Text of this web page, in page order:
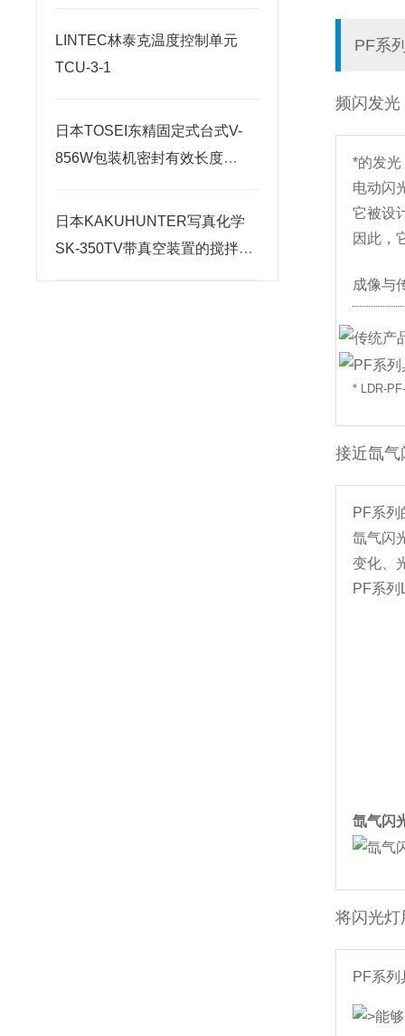
LINTEC林泰克温度控制单元
TCU-3-1
日本TOSEI东精固定式台式V-
856W包装机密封有效长度
日本KAKUHUNTER写真化学
SK-350TV带真空装置的搅拌脱
PF系
频闪发光
*的发
电动闪
它被设
因此，
成像与
* LDR-
接近氙气
PF系列
氙气闪
变化、
PF系
氙气闪
将闪光灯
PF系列